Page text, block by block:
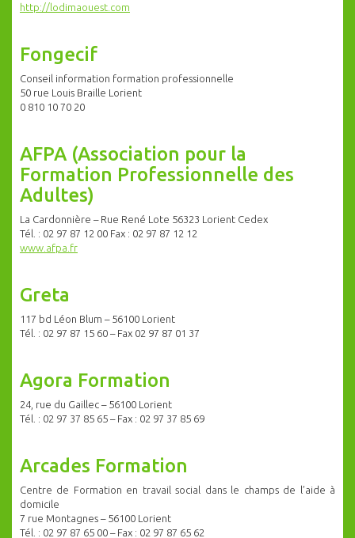
http://lodimaouest.com
Fongecif
Conseil information formation professionnelle
50 rue Louis Braille Lorient
0 810 10 70 20
AFPA (Association pour la
Formation Professionnelle des
Adultes)
La Cardonnière – Rue René Lote 56323 Lorient Cedex
Tél. : 02 97 87 12 00 Fax : 02 97 87 12 12
www.afpa.fr
Greta
117 bd Léon Blum – 56100 Lorient
Tél. : 02 97 87 15 60 – Fax 02 97 87 01 37
Agora Formation
24, rue du Gaillec – 56100 Lorient
Tél. : 02 97 37 85 65 – Fax : 02 97 37 85 69
Arcades Formation
Centre de Formation en travail social dans le champs de l’aide à
domicile
7 rue Montagnes – 56100 Lorient
Tél. : 02 97 87 65 00 – Fax : 02 97 87 65 62